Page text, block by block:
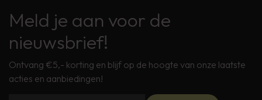
Meld je aan voor de
nieuwsbrief!
Ontvang €5,- korting en blijf op de hoogte van onze laatste
acties en aanbiedingen!